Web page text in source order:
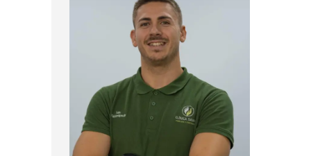
Iván
Mi nombre es Iván Ortiz Heras, soy
fisioterapeuta y un apasionado del
deporte y de la buena comida.
Respecto de la fisioterapia me gusta
mucho ver la evolución de la persona.
Siento que he venido a este mundo
con la misión de ayudar. Sobre todo
trabajo con deportistas amateur y
personas de a pie de calle. Mi objetivo